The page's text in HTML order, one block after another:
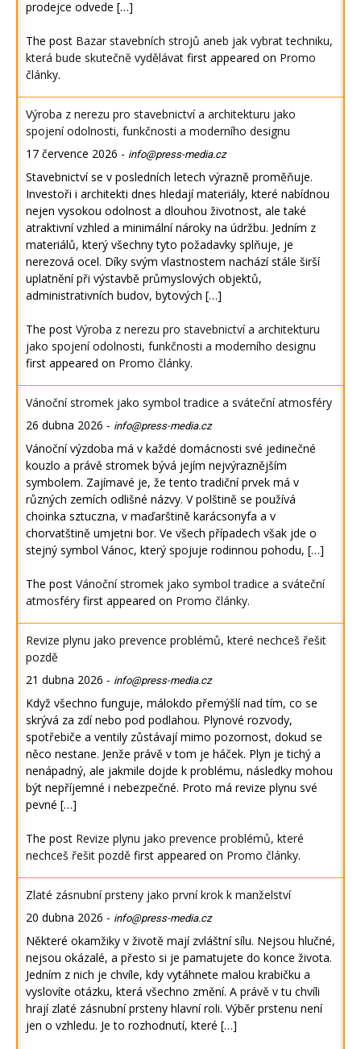
prodejce odvede […]
The post Bazar stavebních strojů aneb jak vybrat techniku,
která bude skutečně vydělávat first appeared on Promo
články.
Výroba z nerezu pro stavebnictví a architekturu jako
spojení odolnosti, funkčnosti a moderního designu
17 července 2026 - info@press-media.cz
Stavebnictví se v posledních letech výrazně proměňuje.
Investoři i architekti dnes hledají materiály, které nabídnou
nejen vysokou odolnost a dlouhou životnost, ale také
atraktivní vzhled a minimální nároky na údržbu. Jedním z
materiálů, který všechny tyto požadavky splňuje, je
nerezová ocel. Díky svým vlastnostem nachází stále širší
uplatnění při výstavbě průmyslových objektů,
administrativních budov, bytových […]
The post Výroba z nerezu pro stavebnictví a architekturu
jako spojení odolnosti, funkčnosti a moderního designu
first appeared on Promo články.
Vánoční stromek jako symbol tradice a sváteční atmosféry
26 dubna 2026 - info@press-media.cz
Vánoční výzdoba má v každé domácnosti své jedinečné
kouzlo a právě stromek bývá jejím nejvýraznějším
symbolem. Zajímavé je, že tento tradiční prvek má v
různých zemích odlišné názvy. V polštině se používá
choinka sztuczna, v maďarštině karácsonyfa a v
chorvatštině umjetni bor. Ve všech případech však jde o
stejný symbol Vánoc, který spojuje rodinnou pohodu, […]
The post Vánoční stromek jako symbol tradice a sváteční
atmosféry first appeared on Promo články.
Revize plynu jako prevence problémů, které nechceš řešit
pozdě
21 dubna 2026 - info@press-media.cz
Když všechno funguje, málokdo přemýšlí nad tím, co se
skrývá za zdí nebo pod podlahou. Plynové rozvody,
spotřebiče a ventily zůstávají mimo pozornost, dokud se
něco nestane. Jenže právě v tom je háček. Plyn je tichý a
nenápadný, ale jakmile dojde k problému, následky mohou
být nepříjemné i nebezpečné. Proto má revize plynu své
pevné […]
The post Revize plynu jako prevence problémů, které
nechceš řešit pozdě first appeared on Promo články.
Zlaté zásnubní prsteny jako první krok k manželství
20 dubna 2026 - info@press-media.cz
Některé okamžiky v životě mají zvláštní sílu. Nejsou hlučné,
nejsou okázalé, a přesto si je pamatujete do konce života.
Jedním z nich je chvíle, kdy vytáhnete malou krabičku a
vyslovíte otázku, která všechno změní. A právě v tu chvíli
hrají zlaté zásnubní prsteny hlavní roli. Výběr prstenu není
jen o vzhledu. Je to rozhodnutí, které […]